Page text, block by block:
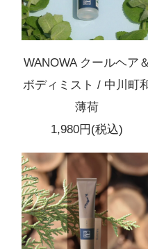
WANOWA クールヘア＆
ボディミスト / 中川町
薄荷
1,980円(税込)